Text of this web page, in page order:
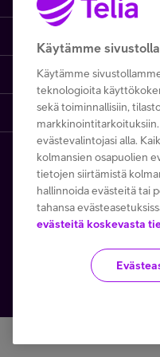
Asiakastuki
Minun Telia
EN SV
Mobiililaajakaista
Prepaid-liittymät
TV ja viihde
iPhone 17
Samsung S26
Viaplay
TV-ohjelmat
Suoratoistopalvelut
Mikä on 5G?
Etsi apua ja ohjeita
Tilauksen
Opi ja inspiroidu
Nopeustesti (speed
Hinnastot
Telia Helppi -
Häiriötiedotteet
Ota yhteyttä
Asiakaspalvelun
Asioi kirjautuneena
Etsi Telia Kauppa
Yhteystiedot yrityksille
Minun Telia -sovellus
Telia Finland
Telia yrityksenä
Medialle
Avoimet työpaikat
Kesätyöt ja opiskelijat
Yritysvastuu
Copyright Telia
Käyttöehdot
Käytämme tällä
Käytämme
Käytämme
teknologioita
sekä toiminnallisiin,
evästevalintojasi alla.
kolmansien osapuolien
tietojen siirtämistä
hallinnoida evästeitä tai
tahansa
evästeitä koskevasta